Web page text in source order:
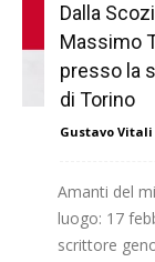
Dalla
Massimo
presso la
di Torino
Gustavo Vitali
Amanti del
luogo: 17
scrittore